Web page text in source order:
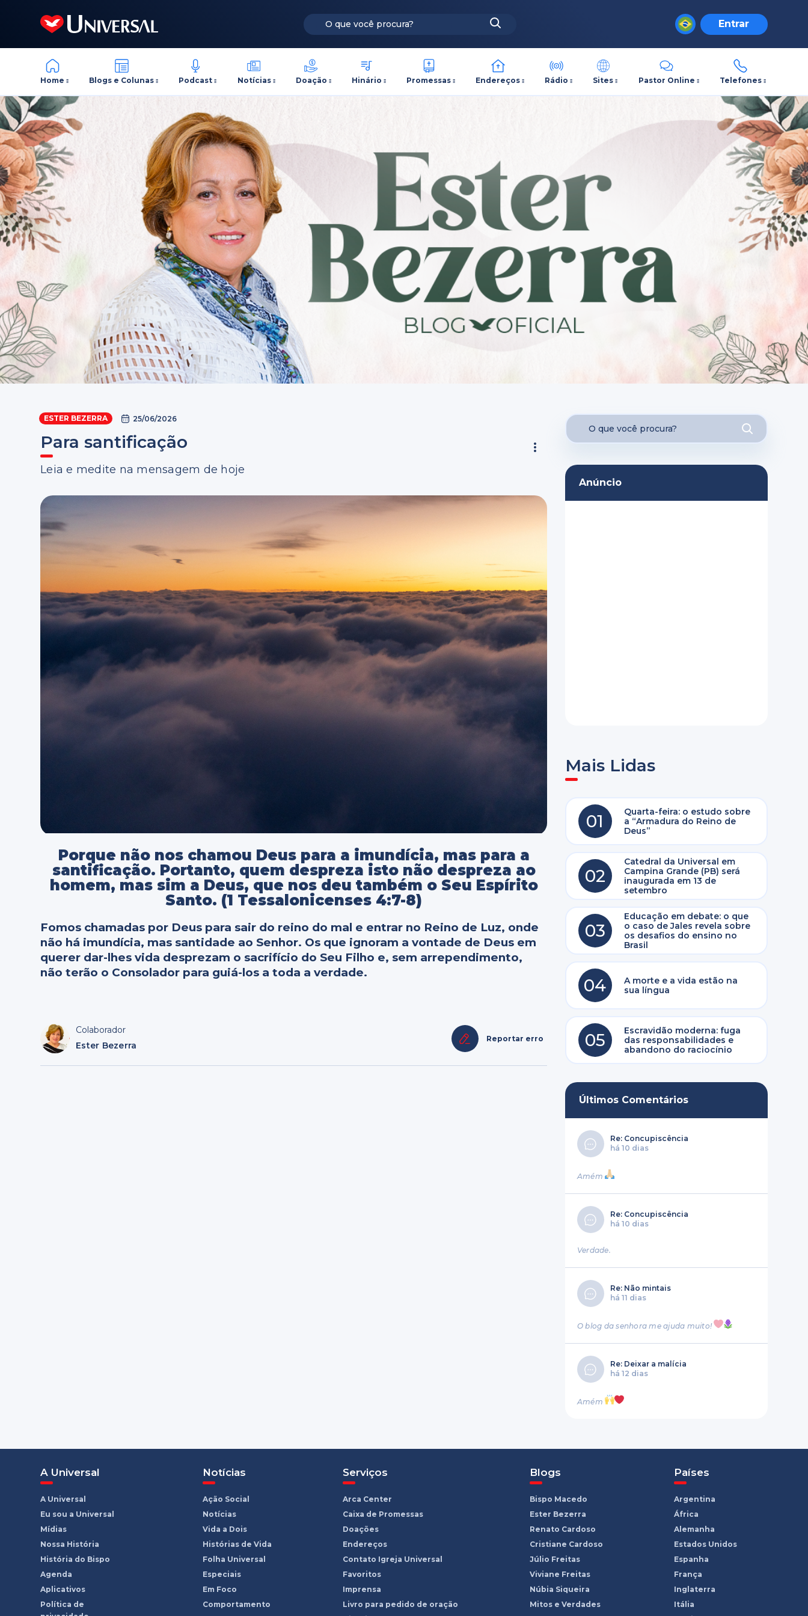
Entrar
Home Blogs e Colunas Podcast Notícias Doação Hinário Promessas Endereços Rádio Sites Pastor Online Telefones
ESTER BEZERRA 25/06/2026
Para santificação
Leia e medite na mensagem de hoje
Porque não nos chamou Deus para a imundícia, mas para a
santificação. Portanto, quem despreza isto não despreza ao
homem, mas sim a Deus, que nos deu também o Seu Espírito
Santo. (1 Tessalonicenses 4:7-8)
Fomos chamadas por Deus para sair do reino do mal e entrar no Reino de Luz, onde
não há imundícia, mas santidade ao Senhor. Os que ignoram a vontade de Deus em
querer dar-lhes vida desprezam o sacrifício do Seu Filho e, sem arrependimento,
não terão o Consolador para guiá-los a toda a verdade.
Colaborador
Ester Bezerra
Reportar erro
Anúncio
Mais Lidas
01
Quarta-feira: o estudo sobre
a “Armadura do Reino de
Deus”
02
Catedral da Universal em
Campina Grande (PB) será
inaugurada em 13 de
setembro
03
Educação em debate: o que
o caso de Jales revela sobre
os desafios do ensino no
Brasil
04
A morte e a vida estão na
sua língua
05
Escravidão moderna: fuga
das responsabilidades e
abandono do raciocínio
Últimos Comentários
Re: Concupiscência
há 10 dias
Amém
Re: Concupiscência
há 10 dias
Verdade.
Re: Não mintais
há 11 dias
O blog da senhora me ajuda muito!
Re: Deixar a malícia
há 12 dias
Amém
A Universal
A Universal
Eu sou a Universal
Mídias
Nossa História
História do Bispo
Agenda
Aplicativos
Política de
Notícias
Ação Social
Notícias
Vida a Dois
Histórias de Vida
Folha Universal
Especiais
Em Foco
Comportamento
Serviços
Arca Center
Caixa de Promessas
Doações
Endereços
Contato Igreja Universal
Favoritos
Imprensa
Livro para pedido de oração
Blogs
Bispo Macedo
Ester Bezerra
Renato Cardoso
Cristiane Cardoso
Júlio Freitas
Viviane Freitas
Núbia Siqueira
Mitos e Verdades
Países
Argentina
África
Alemanha
Estados Unidos
Espanha
França
Inglaterra
Itália